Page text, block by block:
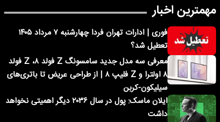
مهمترین اخبار
فوری | ادارات تهران فردا چهارشنبه ۷ مرداد ۱۴۰۵
تعطیل شد؟
معرفی سه مدل جدید سامسونگ Z فولد ۸، Z فولد
۸ اولترا و Z فلیپ ۸ | از طراحی عریض تا باتری‌های
سیلیکون-کربن
ایلان ماسک: پول در سال ۲۰۳۶ دیگر اهمیتی نخواهد
داشت